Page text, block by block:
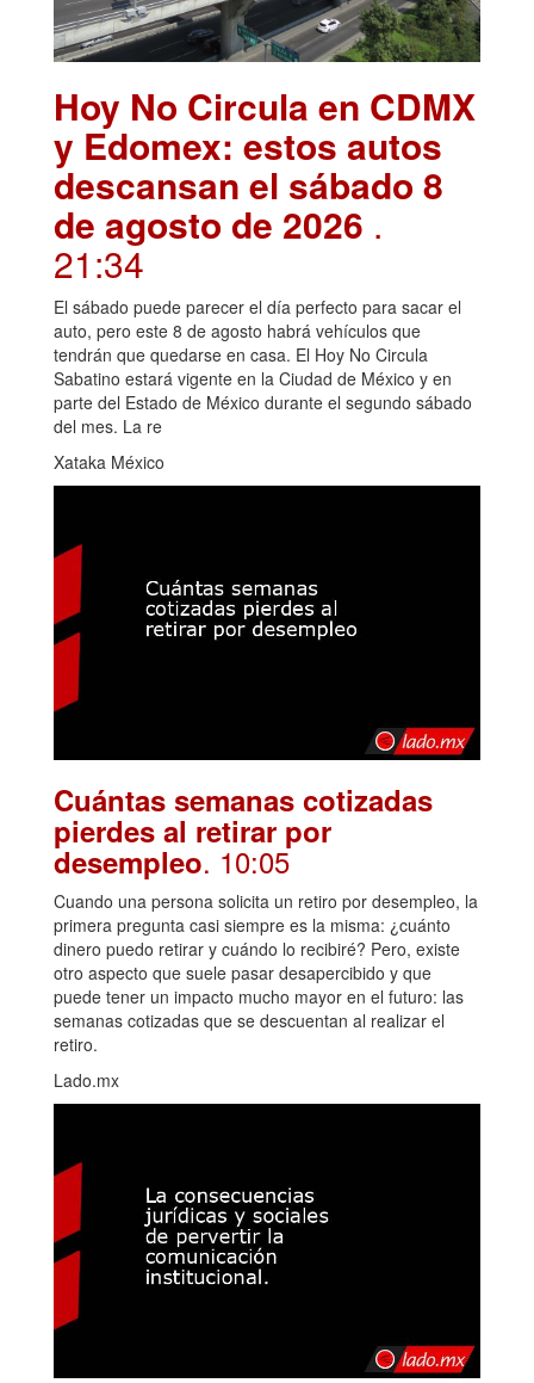
Hoy No Circula en CDMX
y Edomex: estos autos
descansan el sábado 8
de agosto de 2026 .
21:34
El sábado puede parecer el día perfecto para sacar el
auto, pero este 8 de agosto habrá vehículos que
tendrán que quedarse en casa. El Hoy No Circula
Sabatino estará vigente en la Ciudad de México y en
parte del Estado de México durante el segundo sábado
del mes. La re
Xataka México
Cuántas semanas cotizadas
pierdes al retirar por
desempleo. 10:05
Cuando una persona solicita un retiro por desempleo, la
primera pregunta casi siempre es la misma: ¿cuánto
dinero puedo retirar y cuándo lo recibiré? Pero, existe
otro aspecto que suele pasar desapercibido y que
puede tener un impacto mucho mayor en el futuro: las
semanas cotizadas que se descuentan al realizar el
retiro.
Lado.mx